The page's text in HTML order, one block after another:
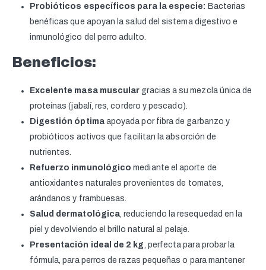
Probióticos específicos para la especie: Bacterias
benéficas que apoyan la salud del sistema digestivo e
inmunológico del perro adulto.
Beneficios:
Excelente masa muscular gracias a su mezcla única de
proteínas (jabalí, res, cordero y pescado).
Digestión óptimaapoyada por fibra de garbanzo y
probióticos activos que facilitan la absorción de
nutrientes.
Refuerzo inmunológico mediante el aporte de
antioxidantes naturales provenientes de tomates,
arándanos y frambuesas.
Salud dermatológica , reduciendo la resequedad en la
piel y devolviendo el brillo natural al pelaje.
Presentación ideal de 2 kg , perfecta para probar la
fórmula, para perros de razas pequeñas o para mantener